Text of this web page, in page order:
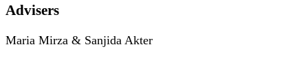
Advisers
Maria Mirza & Sanjida Akter